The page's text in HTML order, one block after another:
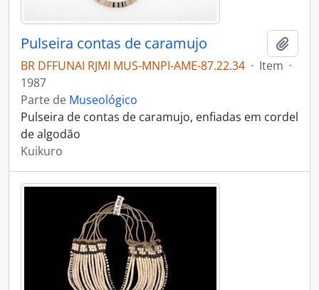
Pulseira contas de caramujo
BR DFFUNAI RJMI MUS-MNPI-AME-87.22.34 · Item ·
1987
Parte de Museológico
Pulseira de contas de caramujo, enfiadas em cordel
de algodão
Kuikuro